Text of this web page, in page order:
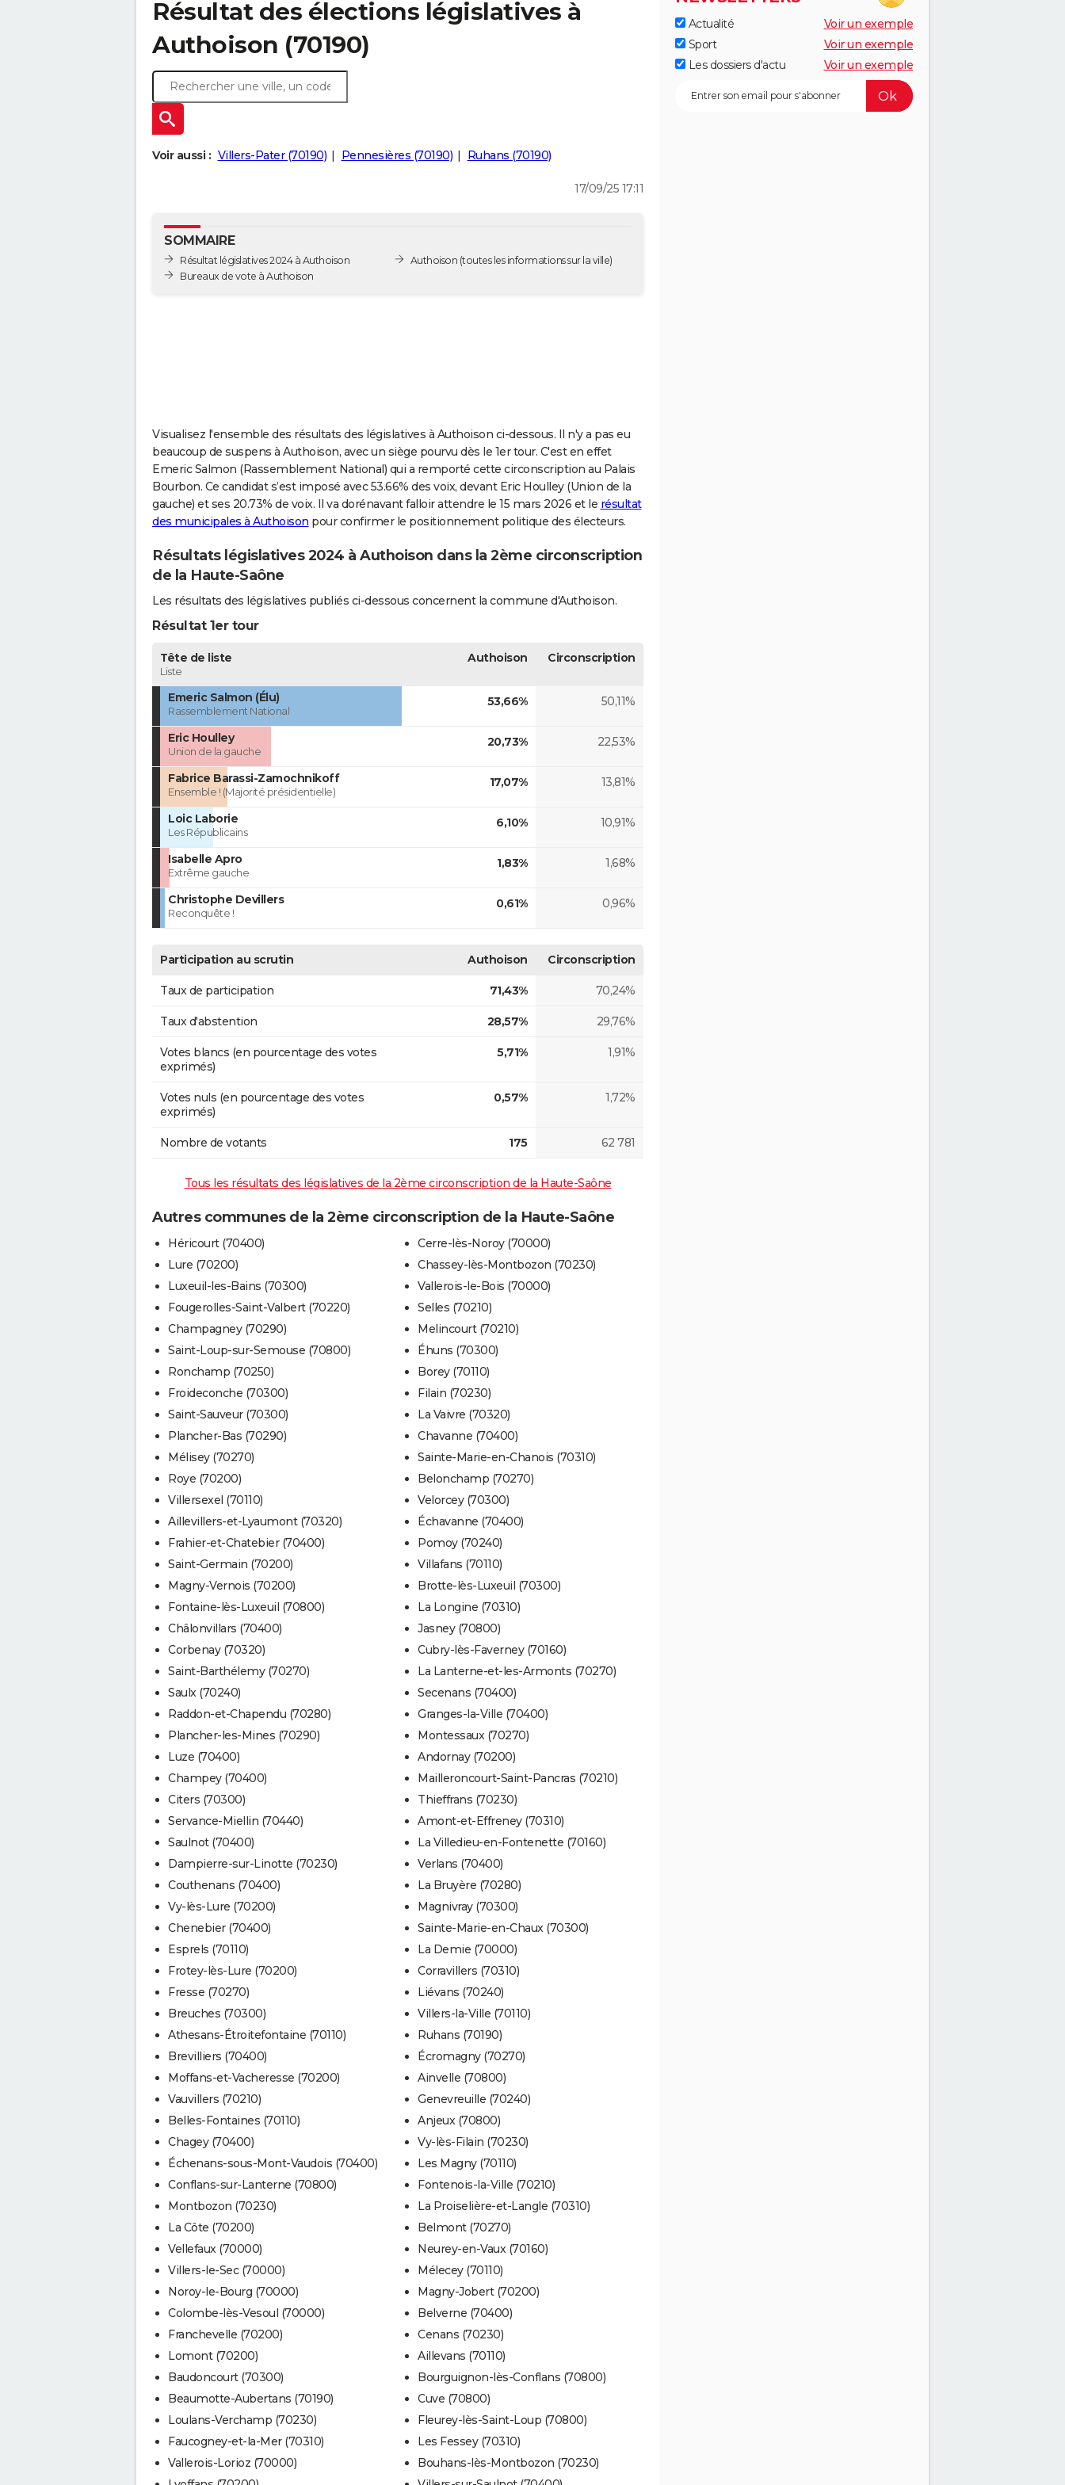
Résultat des élections législatives à
Authoison (70190)
Voir aussi : Villers-Pater (70190) Pennesières (70190) Ruhans (70190)
17/09/25 17:11
SOMMAIRE
Résultat législatives 2024 à Authoison
Bureaux de vote à Authoison
Authoison (toutes les informations sur la ville)
Visualisez l'ensemble des résultats des législatives à Authoison ci-dessous. Il n'y a pas eu
beaucoup de suspens à Authoison, avec un siège pourvu dès le 1er tour. C'est en effet
Emeric Salmon (Rassemblement National) qui a remporté cette circonscription au Palais
Bourbon. Ce candidat s’est imposé avec 53.66% des voix, devant Eric Houlley (Union de la
gauche) et ses 20.73% de voix. Il va dorénavant falloir attendre le 15 mars 2026 et le résultat
des municipales à Authoison pour confirmer le positionnement politique des électeurs.
Résultats législatives 2024 à Authoison dans la 2ème circonscription
de la Haute-Saône
Les résultats des législatives publiés ci-dessous concernent la commune d'Authoison.
Résultat 1er tour
Tête de liste
Liste
Authoison Circonscription
Emeric Salmon (Élu)
Rassemblement National
53,66% 50,11%
Eric Houlley
Union de la gauche
20,73% 22,53%
Fabrice Barassi-Zamochnikoff
Ensemble ! (Majorité présidentielle)
17,07% 13,81%
Loic Laborie
Les Républicains
6,10% 10,91%
Isabelle Apro
Extrême gauche
1,83% 1,68%
Christophe Devillers
Reconquête !
0,61% 0,96%
Participation au scrutin Authoison Circonscription
Taux de participation 71,43% 70,24%
Taux d'abstention 28,57% 29,76%
Votes blancs (en pourcentage des votes
exprimés)
5,71% 1,91%
Votes nuls (en pourcentage des votes
exprimés)
0,57% 1,72%
Nombre de votants 175 62 781
Tous les résultats des législatives de la 2ème circonscription de la Haute-Saône
Autres communes de la 2ème circonscription de la Haute-Saône
Héricourt (70400)
Lure (70200)
Luxeuil-les-Bains (70300)
Fougerolles-Saint-Valbert (70220)
Champagney (70290)
Saint-Loup-sur-Semouse (70800)
Ronchamp (70250)
Froideconche (70300)
Saint-Sauveur (70300)
Plancher-Bas (70290)
Mélisey (70270)
Roye (70200)
Villersexel (70110)
Aillevillers-et-Lyaumont (70320)
Frahier-et-Chatebier (70400)
Saint-Germain (70200)
Magny-Vernois (70200)
Fontaine-lès-Luxeuil (70800)
Châlonvillars (70400)
Corbenay (70320)
Saint-Barthélemy (70270)
Saulx (70240)
Raddon-et-Chapendu (70280)
Plancher-les-Mines (70290)
Luze (70400)
Champey (70400)
Citers (70300)
Servance-Miellin (70440)
Saulnot (70400)
Dampierre-sur-Linotte (70230)
Couthenans (70400)
Vy-lès-Lure (70200)
Chenebier (70400)
Esprels (70110)
Frotey-lès-Lure (70200)
Fresse (70270)
Breuches (70300)
Athesans-Étroitefontaine (70110)
Brevilliers (70400)
Moffans-et-Vacheresse (70200)
Vauvillers (70210)
Belles-Fontaines (70110)
Chagey (70400)
Échenans-sous-Mont-Vaudois (70400)
Conflans-sur-Lanterne (70800)
Montbozon (70230)
La Côte (70200)
Vellefaux (70000)
Villers-le-Sec (70000)
Noroy-le-Bourg (70000)
Colombe-lès-Vesoul (70000)
Franchevelle (70200)
Lomont (70200)
Baudoncourt (70300)
Beaumotte-Aubertans (70190)
Loulans-Verchamp (70230)
Faucogney-et-la-Mer (70310)
Vallerois-Lorioz (70000)
Cerre-lès-Noroy (70000)
Chassey-lès-Montbozon (70230)
Vallerois-le-Bois (70000)
Selles (70210)
Melincourt (70210)
Éhuns (70300)
Borey (70110)
Filain (70230)
La Vaivre (70320)
Chavanne (70400)
Sainte-Marie-en-Chanois (70310)
Belonchamp (70270)
Velorcey (70300)
Échavanne (70400)
Pomoy (70240)
Villafans (70110)
Brotte-lès-Luxeuil (70300)
La Longine (70310)
Jasney (70800)
Cubry-lès-Faverney (70160)
La Lanterne-et-les-Armonts (70270)
Secenans (70400)
Granges-la-Ville (70400)
Montessaux (70270)
Andornay (70200)
Mailleroncourt-Saint-Pancras (70210)
Thieffrans (70230)
Amont-et-Effreney (70310)
La Villedieu-en-Fontenette (70160)
Verlans (70400)
La Bruyère (70280)
Magnivray (70300)
Sainte-Marie-en-Chaux (70300)
La Demie (70000)
Corravillers (70310)
Liévans (70240)
Villers-la-Ville (70110)
Ruhans (70190)
Écromagny (70270)
Ainvelle (70800)
Genevreuille (70240)
Anjeux (70800)
Vy-lès-Filain (70230)
Les Magny (70110)
Fontenois-la-Ville (70210)
La Proiselière-et-Langle (70310)
Belmont (70270)
Neurey-en-Vaux (70160)
Mélecey (70110)
Magny-Jobert (70200)
Belverne (70400)
Cenans (70230)
Aillevans (70110)
Bourguignon-lès-Conflans (70800)
Cuve (70800)
Fleurey-lès-Saint-Loup (70800)
Les Fessey (70310)
Bouhans-lès-Montbozon (70230)
Actualité
Voir un exemple
Sport
Voir un exemple
Les dossiers d'actu
Voir un exemple